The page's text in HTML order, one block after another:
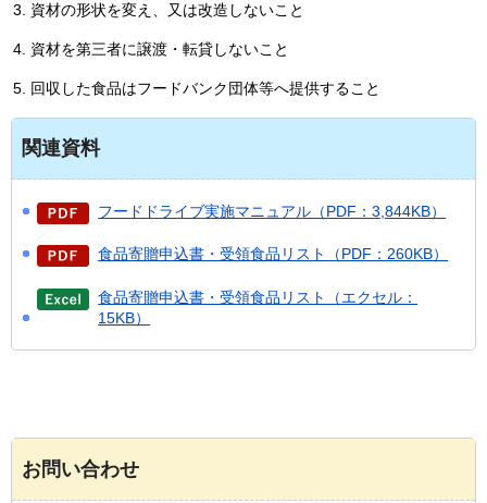
資材の形状を変え、又は改造しないこと
資材を第三者に譲渡・転貸しないこと
回収した食品はフードバンク団体等へ提供すること
関連資料
フードドライブ実施マニュアル（PDF：3,844KB）
食品寄贈申込書・受領食品リスト（PDF：260KB）
食品寄贈申込書・受領食品リスト（エクセル：
15KB）
お問い合わせ